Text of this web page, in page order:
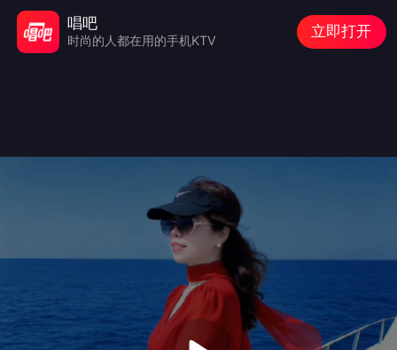
唱吧
时尚的人都在用的手机KTV
立即打开